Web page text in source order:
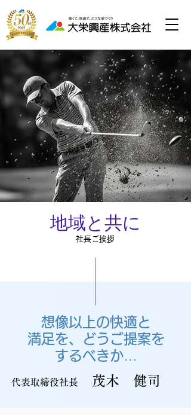
地域と共に
社長ご挨拶
想像以上の快適と
満足を、どうご提案を
するべきか…
代表取締役社長 茂木 健司